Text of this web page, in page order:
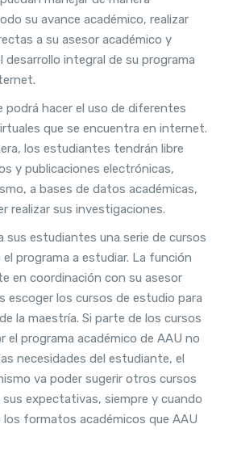
su avance académico, realizar
a su asesor académico y
desarrollo integral de su programa
podrá hacer el uso de diferentes
que se encuentra en internet.
los estudiantes tendrán libre
y publicaciones electrónicas,
a bases de datos académicas,
realizar sus investigaciones.
sus estudiantes una serie de cursos
programa a estudiar. La función
en coordinación con su asesor
escoger los cursos de estudio para
la maestría. Si parte de los cursos
el programa académico de AAU no
necesidades del estudiante, el
va poder sugerir otros cursos
sus expectativas, siempre y cuando
los formatos académicos que AAU